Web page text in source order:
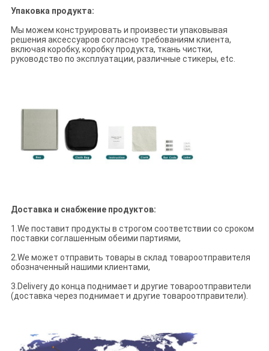
Упаковка продукта:
Мы можем конструировать и произвести упаковывая
решения аксессуаров согласно требованиям клиента,
включая коробку, коробку продукта, ткань чистки,
руководство по эксплуатации, различные стикеры, etc.
Доставка и снабжение продуктов:
1.We поставит продукты в строгом соответствии со сроком
поставки соглашенным обеими партиями,
2.We может отправить товары в склад товароотправителя
обозначенный нашими клиентами,
3.Delivery до конца поднимает и другие товароотправители
(доставка через поднимает и другие товароотправители).